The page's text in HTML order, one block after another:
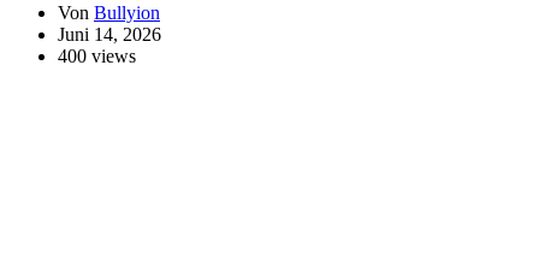
Von Bullyion
Juni 14, 2026
400 views